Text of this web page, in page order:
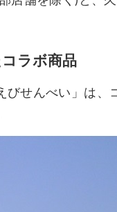
ラボ商品
せんべい」は、